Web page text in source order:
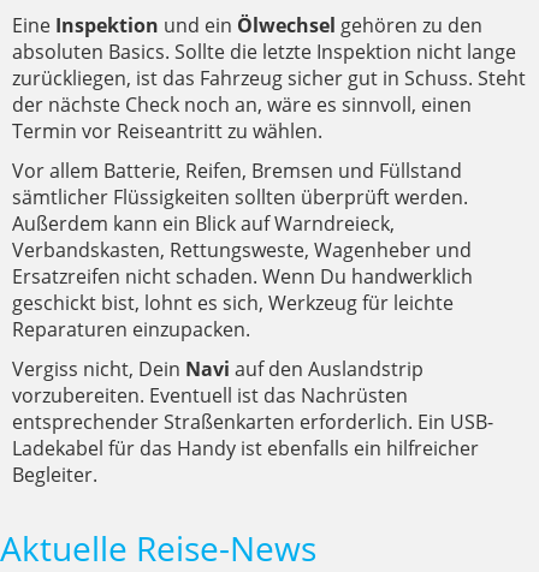
Eine Inspektion und ein Ölwechsel gehören zu den
absoluten Basics. Sollte die letzte Inspektion nicht lange
zurückliegen, ist das Fahrzeug sicher gut in Schuss. Steht
der nächste Check noch an, wäre es sinnvoll, einen
Termin vor Reiseantritt zu wählen.
Vor allem Batterie, Reifen, Bremsen und Füllstand
sämtlicher Flüssigkeiten sollten überprüft werden.
Außerdem kann ein Blick auf Warndreieck,
Verbandskasten, Rettungsweste, Wagenheber und
Ersatzreifen nicht schaden. Wenn Du handwerklich
geschickt bist, lohnt es sich, Werkzeug für leichte
Reparaturen einzupacken.
Vergiss nicht, Dein Navi auf den Auslandstrip
vorzubereiten. Eventuell ist das Nachrüsten
entsprechender Straßenkarten erforderlich. Ein USB-
Ladekabel für das Handy ist ebenfalls ein hilfreicher
Begleiter.
Aktuelle Reise-News